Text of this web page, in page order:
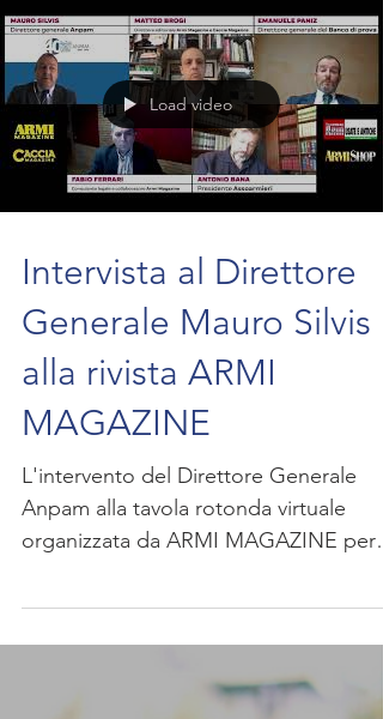
Load video
Intervista al Direttore
Generale Mauro Silvis
alla rivista ARMI
MAGAZINE
L'intervento del Direttore Generale
Anpam alla tavola rotonda virtuale
organizzata da ARMI MAGAZINE per